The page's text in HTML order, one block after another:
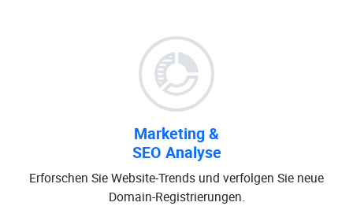
Marketing &
SEO Analyse
Erforschen Sie Website-Trends und verfolgen Sie neue
Domain-Registrierungen.